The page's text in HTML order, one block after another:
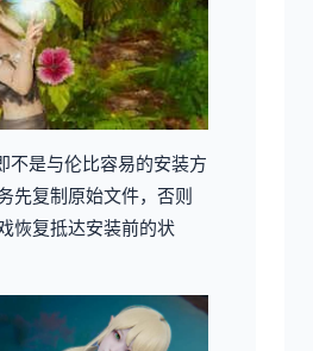
不是与伦比容易的安装方
先复制原始文件，否则
恢复抵达安装前的状